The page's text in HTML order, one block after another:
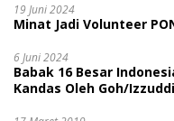
19 Juni 2024
Minat Jadi Volunteer
6 Juni 2024
Babak 16 Besar
Kandas Oleh Goh/